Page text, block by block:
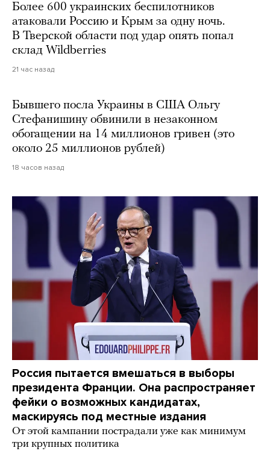
Более 600 украинских беспилотников
атаковали Россию и Крым за одну ночь.
В Тверской области под удар опять попал
склад Wildberries
21 час назад
Бывшего посла Украины в США Ольгу
Стефанишину обвинили в незаконном
обогащении на 14 миллионов гривен (это
около 25 миллионов рублей)
18 часов назад
Россия пытается вмешаться в выборы
президента Франции. Она распространяет
фейки о возможных кандидатах,
маскируясь под местные издания
От этой кампании пострадали уже как минимум
три крупных политика